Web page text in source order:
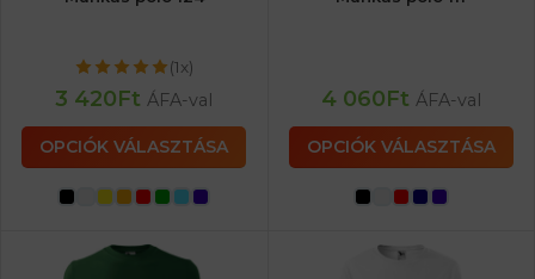
(1x)
3 420Ft ÁFA-val
OPCIÓK VÁLASZTÁSA
4 060Ft ÁFA-val
OPCIÓK VÁLASZTÁSA